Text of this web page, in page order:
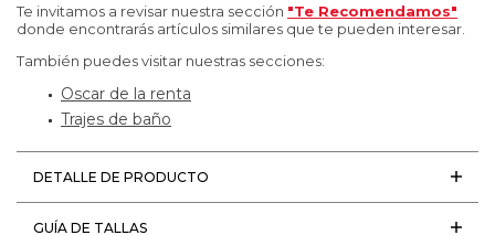
Te invitamos a revisar nuestra sección "Te Recomendamos"
donde encontrarás artículos similares que te pueden interesar.
También puedes visitar nuestras secciones:
Oscar de la renta
Trajes de baño
DETALLE DE PRODUCTO
GUÍA DE TALLAS